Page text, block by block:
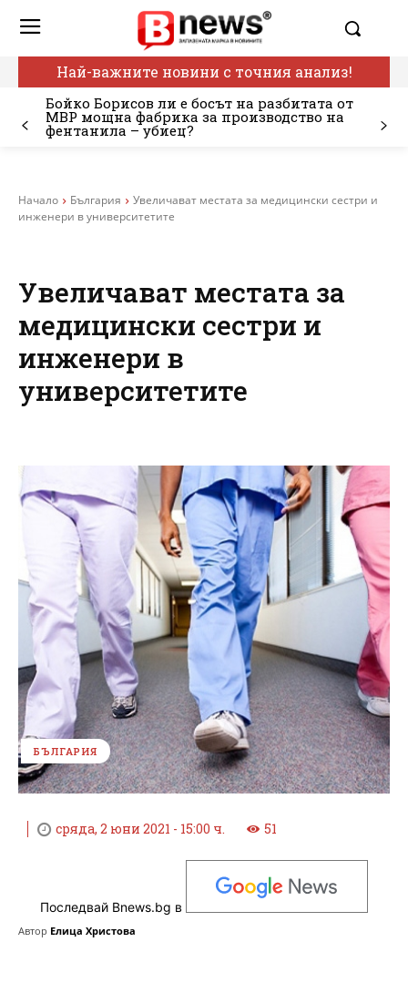
Най-важните новини с точния анализ!
Бойко Борисов ли е босът на разбитата от
МВР мощна фабрика за производство на
фентанила – убиец?
Начало България
Увеличават местата за медицински сестри и
инженери в университетите
Увеличават местата за
медицински сестри и
инженери в
университетите
БЪЛГАРИЯ
сряда, 2 юни 2021 - 15:00 ч. 51
Последвай Bnews.bg в
Автор Елица Христова